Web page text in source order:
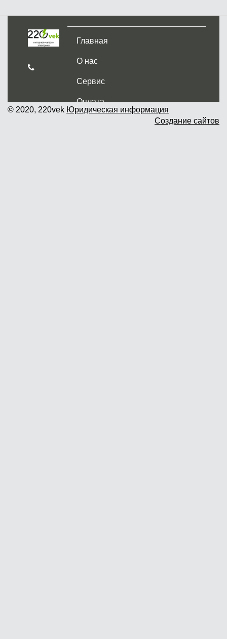
Главная
О нас
Сервис
Оплата
Доставка и самовывоз
© 2020, 220vek Юридическая информация
Создание сайтов